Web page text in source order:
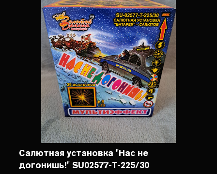
Салютная установка "Нас не
догонишь!" SU02577-T-225/30